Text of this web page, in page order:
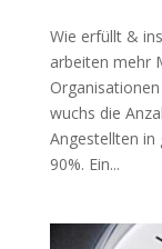
Wie erfüllt &
arbeiten mehr
wuchs die
Angestellten in
90%. Ein...